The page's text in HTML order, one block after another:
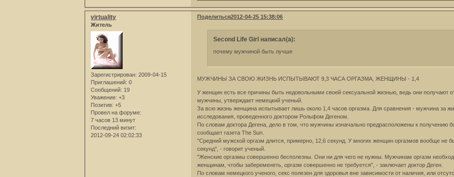
Поделиться2012-04-25 15:38:06
virtuality
Житель
Зарегистрирован: 2009-04-15
Приглашений: 0
Сообщений: 19
Уважение: +3
Позитив: +5
Провел на форуме:
7 часов 13 минут
Последний визит:
2012-09-24 02:02:33
Second Life Girl написал(а):
почему мужчиной быть лучше
МУЖЧИНЫ ЗА СВОЮ ЖИЗНЬ ИСПЫТЫВАЮТ 9,3 ЧАСА ОРГАЗМА, ЖЕНЩИНЫ - 1,4
У женщин есть все причины быть недовольными своей сексуальной жизнью, ведь они получают
мужчины, утверждает немецкий ученый.
За всю жизнь женщина испытывает лишь около 1,4 часов оргазма. Для сравнения - мужчина за
исследования, проведенного доктором Рольфом Дегеном.
По словам доктора Дегена, дело в том, что мужчины изначально предрасположены к получению
сообщает газета The Sun.
"Средний мужской оргазм длится, примерно, 12,6 секунд. У многих женщин оргазмов вообще не
секунд", - говорит ученый.
"Женские оргазмы совершенно бесполезны. Они ни для чего не нужны. Мужчинам оргазм
женщинам, чтобы забеременеть, оргазм совершенно не требуется", - заключает доктор Деген.
По словам немецкого ученого, секс полезен для здоровья вне зависимости от наличия, или